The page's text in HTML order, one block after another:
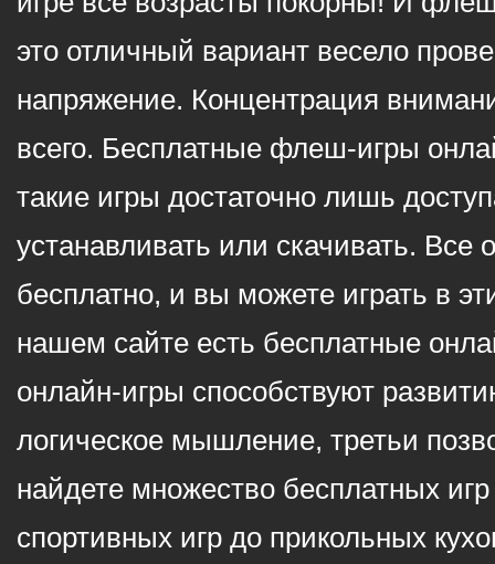
это отличный вариант весело
напряжение. Концентрация
всего. Бесплатные флеш-игры
такие игры достаточно лишь
устанавливать или скачивать.
бесплатно, и вы можете играть в
нашем сайте есть бесплатные
онлайн-игры способствуют
логическое мышление, третьи
найдете множество бесплатных
спортивных игр до прикольных